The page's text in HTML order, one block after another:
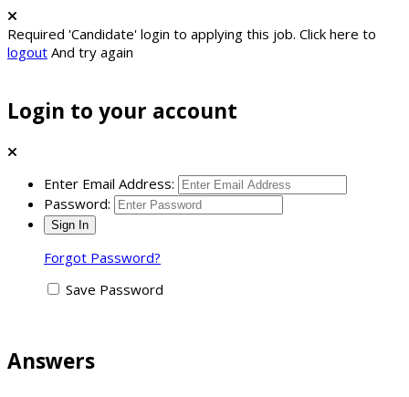
Required 'Candidate' login to applying this job. Click here to
logout And try again
Login to your account
Enter Email Address:
Password:
Forgot Password?
Save Password
Answers